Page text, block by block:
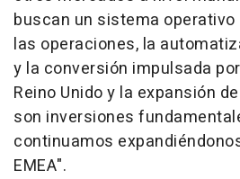
buscan un sistema
las operaciones, la
y la conversión impulsada
Reino Unido y la expansión
son inversiones
continuamos
EMEA".